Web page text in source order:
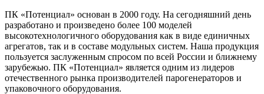
ПК «Потенциал» основан в 2000 году. На сегодняшний день
разработано и произведено более 100 моделей
высокотехнологичного оборудования как в виде единичных
агрегатов, так и в составе модульных систем. Наша продукция
пользуется заслуженным спросом по всей России и ближнему
зарубежью. ПК «Потенциал» является одним из лидеров
отечественного рынка производителей парогенераторов и
упаковочного оборудования.